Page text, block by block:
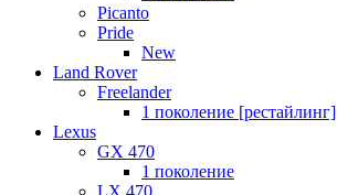
Picanto
Pride
New
Land Rover
Freelander
1 поколение [рестайлинг]
Lexus
GX 470
1 поколение
LX 470